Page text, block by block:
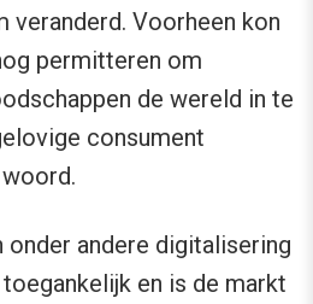
veranderd. Voorheen kon
permitteren om
de wereld in te
consument
onder andere digitalisering
en is de markt